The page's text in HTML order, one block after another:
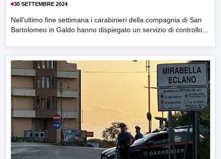
30 SETTEMBRE 2024
Nell’ultimo fine settimana i carabinieri della compagnia di San
Bartolomeo in Galdo hanno dispiegato un servizio di controllo...